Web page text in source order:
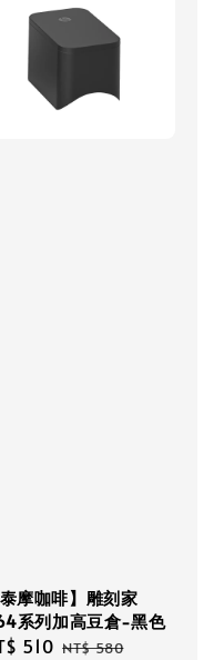
泰摩咖啡】雕刻家
系列加高豆倉-黑色
510 Regular
NT$ 580